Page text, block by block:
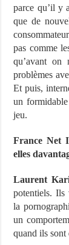
parce qu’il y
que de
pas comme
qu’avant on
problèmes
Et puis,
un
jeu.
France Net
elles
Laurent
potentiels. Ils
la
un
quand ils sont